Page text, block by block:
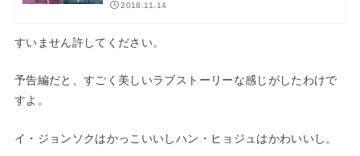
2018.11.14
すいません許してください。
予告編だと、すごく美しいラブストーリーな感じがしたわけで
すよ。
イ・ジョンソクはかっこいいしハン・ヒョジュはかわいいし。